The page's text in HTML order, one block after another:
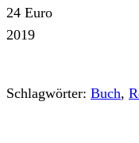
24 Euro
2019
Schlagwörter: Buch,